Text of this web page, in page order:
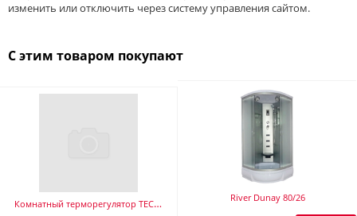
изменить или отключить через систему управления сайтом.
С этим товаром покупают
Комнатный терморегулятор TECH ST-282 River Dunay 80/26